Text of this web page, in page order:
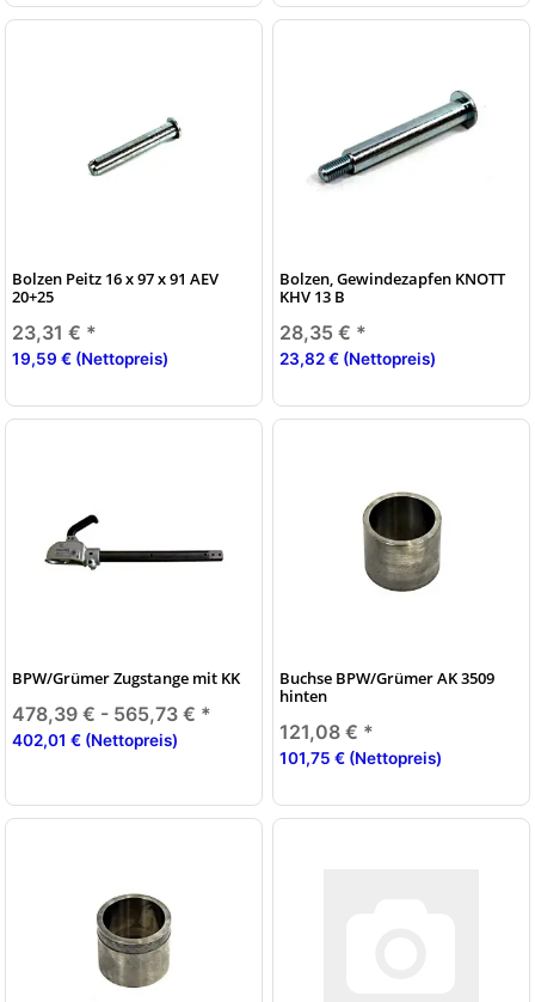
Bolzen Peitz 16 x 97 x 91 AEV
20+25
23,31 € *
19,59 € (Nettopreis)
Bolzen, Gewindezapfen KNOTT
KHV 13 B
28,35 € *
23,82 € (Nettopreis)
BPW/Grümer Zugstange mit KK
478,39 € - 565,73 € *
402,01 € (Nettopreis)
Buchse BPW/Grümer AK 3509
hinten
121,08 € *
101,75 € (Nettopreis)